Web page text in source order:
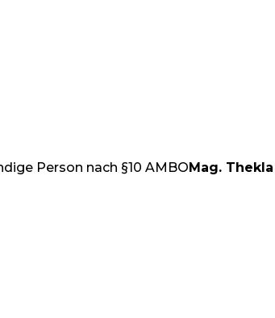
Person nach §10 AMBOMag.